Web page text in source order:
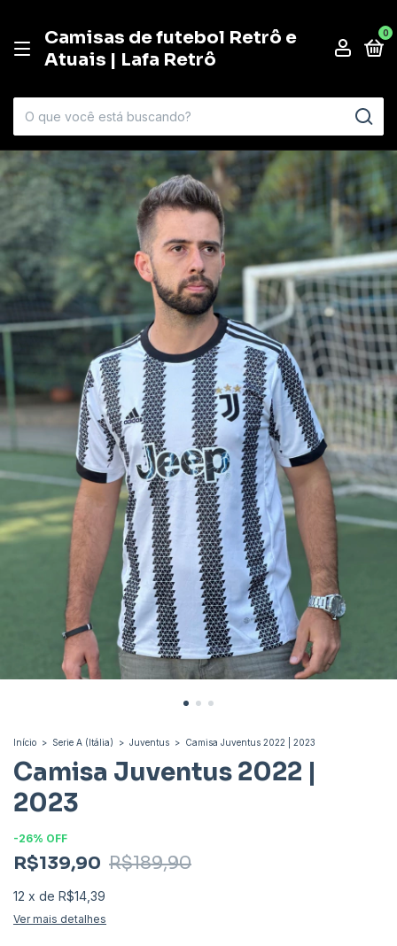
Camisas de futebol Retrô e
Atuais | Lafa Retrô
0
Início > Serie A (Itália) > Juventus > Camisa Juventus 2022 | 2023
Camisa Juventus 2022 |
2023
-26% OFF
R$139,90 R$189,90
12 x de R$14,39
Ver mais detalhes